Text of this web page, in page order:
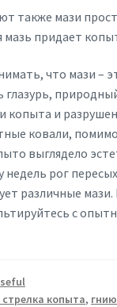
также мази
мазь придает
что мази –
глазурь,
копыта и
ковали,
выглядело
недель рог
различные
с
стрелка копыта,